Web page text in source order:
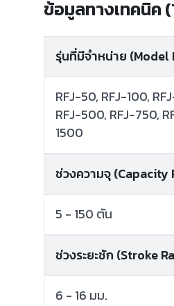
ข้อมูลทางเทคนิค
รุ่นที่มีจำหน่าย (Model
RFJ-50, RFJ-100,
RFJ-500, RFJ-750,
1500
ช่วงความจุ (Capacity
5 - 150 ตัน
ช่วงระยะชัก (Stroke
6 - 16 มม.